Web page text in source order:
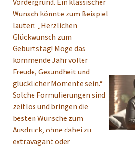
Wunsch könnte zum Beispiel
lauten: „Herzlichen
Glückwunsch zum
Geburtstag! Möge das
kommende Jahr voller
Freude, Gesundheit und
glücklicher Momente sein.“
Solche Formulierungen sind
zeitlos und bringen die
besten Wünsche zum
Ausdruck, ohne dabei zu
extravagant oder